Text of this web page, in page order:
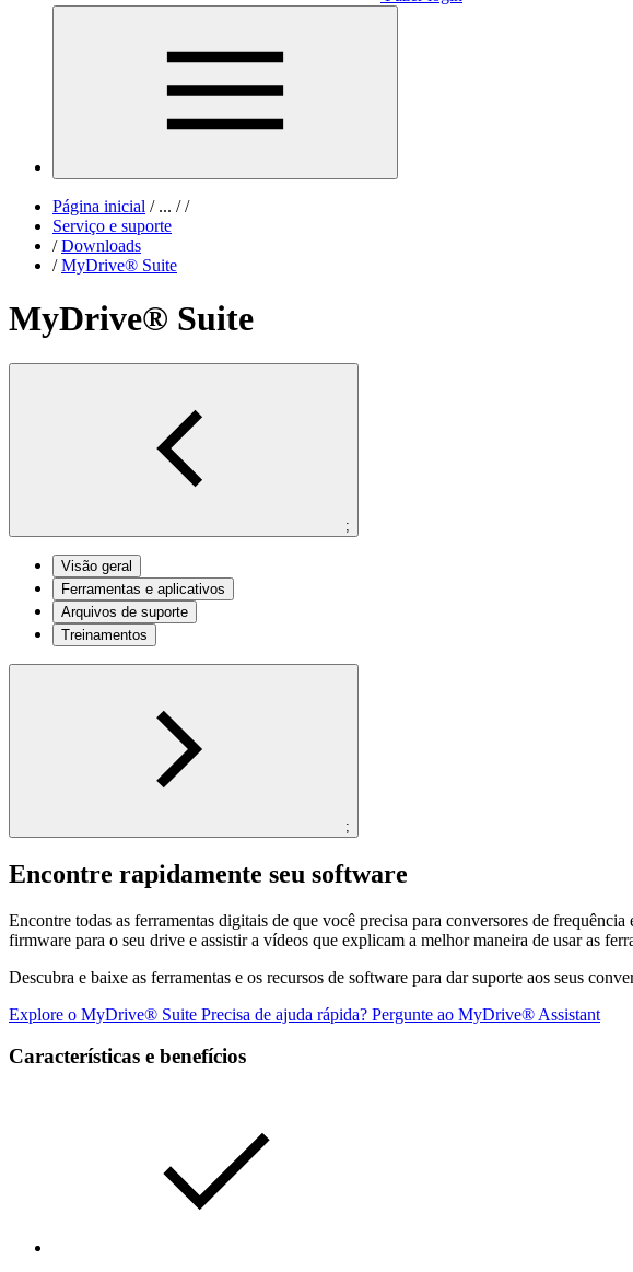
Página inicial /... / /
Serviço e suporte
/ Downloads
/ MyDrive® Suite
MyDrive® Suite
;
Visão geral
Ferramentas e aplicativos
Arquivos de suporte
Treinamentos
;
Encontre rapidamente seu software
Encontre todas as ferramentas digitais de que você precisa para conversores de
firmware para o seu drive e assistir a vídeos que explicam a melhor maneira de usar as
Descubra e baixe as ferramentas e os recursos de software para dar suporte aos seus
Explore o MyDrive® Suite Precisa de ajuda rápida? Pergunte ao MyDrive® Assistant
Características e benefícios